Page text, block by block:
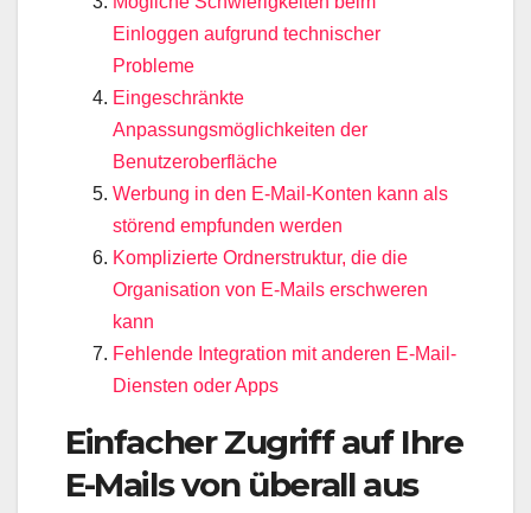
Einloggen aufgrund technischer
Probleme
Eingeschränkte
Anpassungsmöglichkeiten der
Benutzeroberfläche
Werbung in den E-Mail-Konten kann als
störend empfunden werden
Komplizierte Ordnerstruktur, die die
Organisation von E-Mails erschweren
kann
Fehlende Integration mit anderen E-Mail-
Diensten oder Apps
Einfacher Zugriff auf Ihre
E-Mails von überall aus